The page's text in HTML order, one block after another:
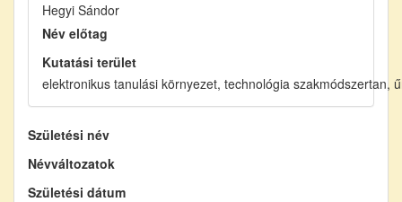
Hegyi Sándor
Név előtag
Kutatási terület
elektronikus tanulási környezet, technológia szakmódszertan,
Születési név
Névváltozatok
Születési dátum